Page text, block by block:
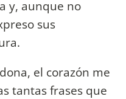
y, aunque no
sus
el corazón me
tantas frases que